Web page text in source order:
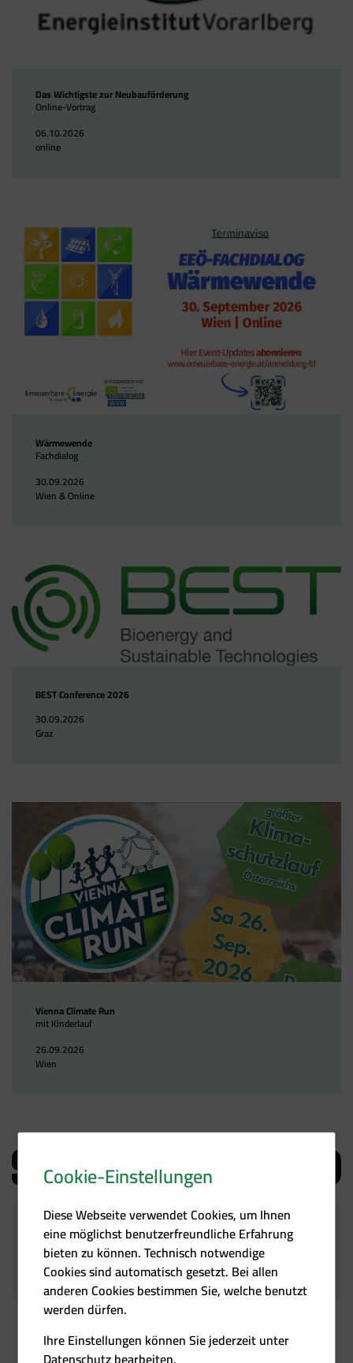
Das Wichtigste zur Neubauförderung
Online-Vortrag
06.10.2026
online
Wärmewende
Fachdialog
30.09.2026
Wien & Online
BEST Conference 2026
30.09.2026
Graz
Vienna Climate Run
mit Kinderlauf
26.09.2026
Wien
Fuel Market Day 2026
24.09.2026
Stockholm, S
Cookie-Einstellungen
Diese Webseite verwendet Cookies, um Ihnen
eine möglichst benutzerfreundliche Erfahrung
bieten zu können. Technisch notwendige
Cookies sind automatisch gesetzt. Bei allen
anderen Cookies bestimmen Sie, welche benutzt
werden dürfen.
Ihre Einstellungen können Sie jederzeit unter